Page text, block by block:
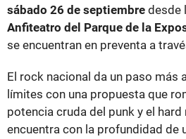
sábado 26 de septiembre desde
Anfiteatro del Parque de la
se encuentran en preventa a
El rock nacional da un paso más
límites con una propuesta que
potencia cruda del punk y el
encuentra con la profundidad de